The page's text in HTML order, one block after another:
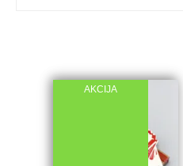
AKCIJA